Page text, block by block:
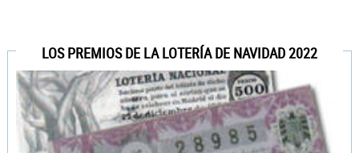
LOS PREMIOS DE LA LOTERÍA DE NAVIDAD 2022